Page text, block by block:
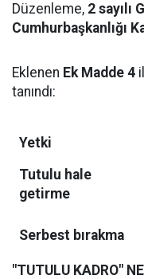
Düzenleme, 2 sayılı
Cumhurbaşkanlığı
Eklenen Ek Madde 4
tanındı:
Yetki
Tutulu hale
getirme
Serbest bırakma
"TUTULU KADRO"